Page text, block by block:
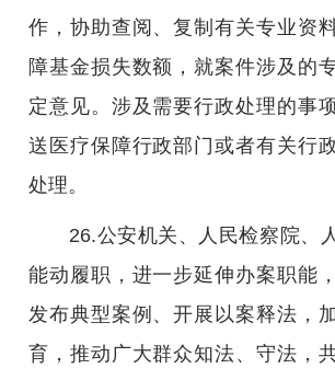
作，协助查阅、复制有关专业资
障基金损失数额，就案件涉及的
定意见。涉及需要行政处理的事
送医疗保障行政部门或者有关行
处理。
26.公安机关、人民检察院、
能动履职，进一步延伸办案职能
发布典型案例、开展以案释法，
育，推动广大群众知法、守法，